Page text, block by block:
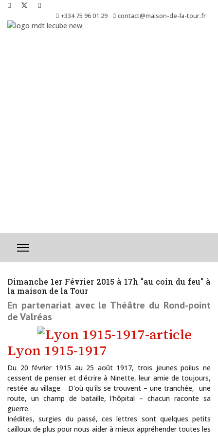
+334 75 96 01 29 contact@maison-de-la-tour.fr
La Maison de la Tour présente des artistes reconnus ou en
Dimanche 1er Février 2015 à 17h "au coin du feu" à
la maison de la Tour
En partenariat avec le Théâtre du Rond-point
de Valréas
Lyon 1915-1917
Du 20 février 1915 au 25 août 1917, trois jeunes poilus ne
cessent de penser et d'écrire à Ninette, leur amie de toujours,
restée au village. D'où qu'ils se trouvent – une tranchée, une
route, un champ de bataille, l'hôpital – chacun raconte sa
guerre.
Inédites, surgies du passé, ces lettres sont quelques petits
cailloux de plus pour nous aider à mieux appréhender toutes les